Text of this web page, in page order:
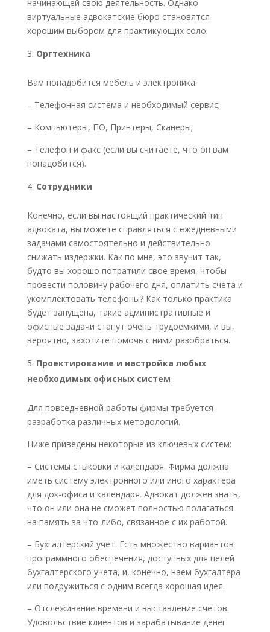
начинающей свою деятельность. Однако
виртуальные адвокатские бюро становятся
хорошим выбором для практикующих соло.
Оргтехника
Вам понадобится мебель и электроника:
– Телефонная система и необходимый сервис;
– Компьютеры, ПО, Принтеры, Сканеры;
– Телефон и факс (если вы считаете, что он вам
понадобится).
Сотрудники
Конечно, если вы настоящий практический тип
адвоката, вы можете справляться с ежедневными
задачами самостоятельно и действительно
снижать издержки. Как по мне, это звучит так,
будто вы хорошо потратили свое время, чтобы
провести половину рабочего дня, оплатить счета и
укомплектовать телефоны? Как только практика
будет запущена, такие административные и
офисные задачи станут очень трудоемкими, и вы,
вероятно, захотите помочь с ними разобраться.
Проектирование и настройка любых
необходимых офисных систем
Для повседневной работы фирмы требуется
разработка различных методологий.
Ниже приведены некоторые из ключевых систем:
– Системы стыковки и календаря. Фирма должна
иметь систему электронного или иного характера
для док-офиса и календаря. Адвокат должен знать,
что он или она не сможет полностью полагаться
на память за что-либо, связанное с их работой.
– Бухгалтерский учет. Есть множество вариантов
программного обеспечения, доступных для целей
бухгалтерского учета, и, конечно, наем бухгалтера
или подружиться с одним всегда хорошая идея.
– Отслеживание времени и выставление счетов.
Удовольствие клиентов и зарабатывание денег